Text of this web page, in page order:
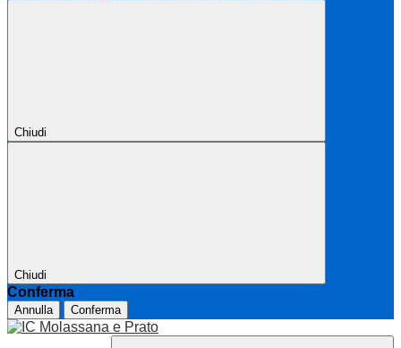
Chiudi
Chiudi
Conferma
Annulla Conferma